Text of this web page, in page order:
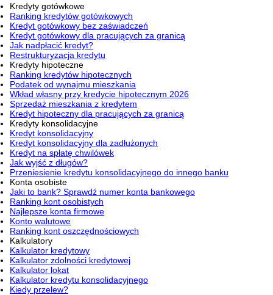
Kredyty gotówkowe
Ranking kredytów gotówkowych
Kredyt gotówkowy bez zaświadczeń
Kredyt gotówkowy dla pracujących za granicą
Jak nadpłacić kredyt?
Restrukturyzacja kredytu
Kredyty hipoteczne
Ranking kredytów hipotecznych
Podatek od wynajmu mieszkania
Wkład własny przy kredycie hipotecznym 2026
Sprzedaż mieszkania z kredytem
Kredyt hipoteczny dla pracujących za granicą
Kredyty konsolidacyjne
Kredyt konsolidacyjny
Kredyt konsolidacyjny dla zadłużonych
Kredyt na spłatę chwilówek
Jak wyjść z długów?
Przeniesienie kredytu konsolidacyjnego do innego banku
Konta osobiste
Jaki to bank? Sprawdź numer konta bankowego
Ranking kont osobistych
Najlepsze konta firmowe
Konto walutowe
Ranking kont oszczędnościowych
Kalkulatory
Kalkulator kredytowy
Kalkulator zdolności kredytowej
Kalkulator lokat
Kalkulator kredytu konsolidacyjnego
Kiedy przelew?